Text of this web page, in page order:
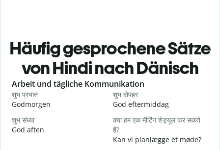
Häufig gesprochene Sätze
von Hindi nach Dänisch
Slide 1 of 6
Arbeit und tägliche Kommunikation
शुभ प्रभात
Godmorgen
शुभ दोपहर
God eftermiddag
शुभ संध्या
God aften
क्या हम एक मीटिंग शेड्यूल कर सकते
हैं?
Kan vi planlægge et møde?